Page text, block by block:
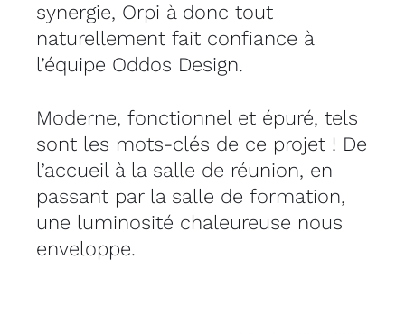
synergie, Orpi à donc tout
naturellement fait confiance à
l’équipe Oddos Design.
Moderne, fonctionnel et épuré, tels
sont les mots-clés de ce projet ! De
l’accueil à la salle de réunion, en
passant par la salle de formation,
une luminosité chaleureuse nous
enveloppe.